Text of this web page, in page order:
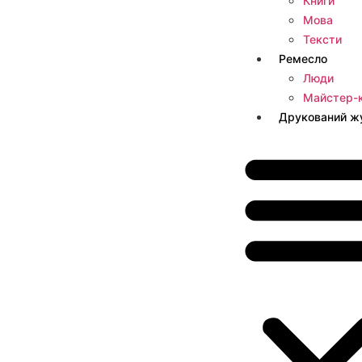
Мова
Тексти
Ремесло
Люди
Майстер-
Друкований